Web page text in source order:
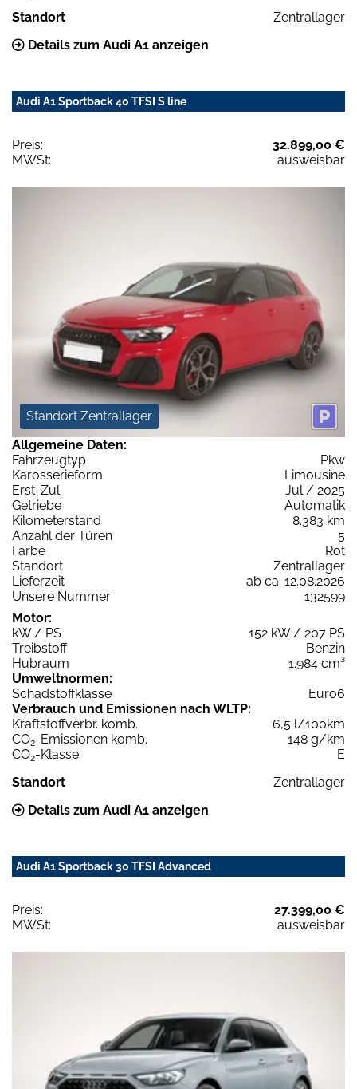
Standort
Zentrallager
Details zum Audi A1 anzeigen
Audi A1 Sportback 40 TFSI S line
Preis:
32.899,00 €
MWSt:
ausweisbar
Standort Zentrallager
Allgemeine Daten:
Fahrzeugtyp
Pkw
Karosserieform
Limousine
Erst-Zul.
Jul / 2025
Getriebe
Automatik
Kilometerstand
8.383 km
Anzahl der Türen
5
Farbe
Rot
Standort
Zentrallager
Lieferzeit
ab ca. 12.08.2026
Unsere Nummer
132599
Motor:
kW / PS
152 kW / 207 PS
Treibstoff
Benzin
Hubraum
1.984 cm³
Umweltnormen:
Schadstoffklasse
Euro6
Verbrauch und Emissionen nach WLTP:
Kraftstoffverbr. komb.
6,5 l/100km
CO2-Emissionen komb.
148 g/km
CO2-Klasse
E
Standort
Zentrallager
Details zum Audi A1 anzeigen
Audi A1 Sportback 30 TFSI Advanced
Preis:
27.399,00 €
MWSt:
ausweisbar